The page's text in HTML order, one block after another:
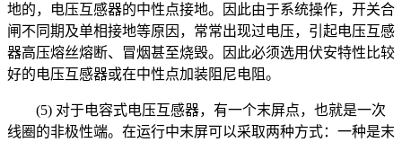
地的，电压互感器的中性点接地。因此由于系统操作，开关合
闸不同期及单相接地等原因，常常出现过电压，引起电压互感
器高压熔丝熔断、冒烟甚至烧毁。因此必须选用伏安特性比较
好的电压互感器或在中性点加装阻尼电阻。
(5) 对于电容式电压互感器，有一个末屏点，也就是一次
线圈的非极性端。在运行中末屏可以采取两种方式：一种是末